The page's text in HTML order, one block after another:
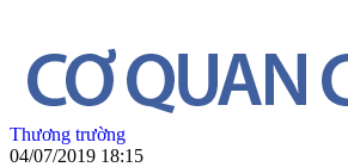
Thương trường
04/07/2019 18:15